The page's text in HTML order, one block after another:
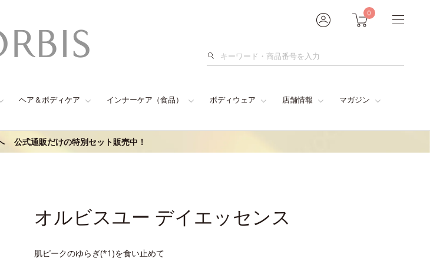
0
検
ヘア＆ボディケア インナーケア（食品） ボディウェア 店舗情報 マガジン
公式通販だけの特別セット販売中！
オルビスユー デイエッセンス
肌ピークのゆらぎ(*1)を食い止めて